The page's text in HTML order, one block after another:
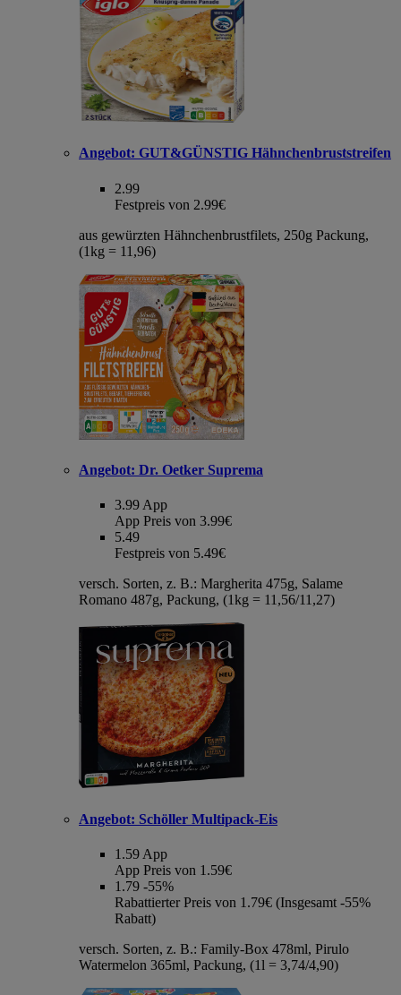
Angebot: GUT&GÜNSTIG Hähnchenbruststreifen
2.99
Festpreis von 2.99€
aus gewürzten Hähnchenbrustfilets, 250g Packung,
(1kg = 11,96)
Angebot: Dr. Oetker Suprema
3.99 App
App Preis von 3.99€
5.49
Festpreis von 5.49€
versch. Sorten, z. B.: Margherita 475g, Salame
Romano 487g, Packung, (1kg = 11,56/11,27)
Angebot: Schöller Multipack-Eis
1.59 App
App Preis von 1.59€
1.79 -55%
Rabattierter Preis von 1.79€ (Insgesamt -55%
Rabatt)
versch. Sorten, z. B.: Family-Box 478ml, Pirulo
Watermelon 365ml, Packung, (1l = 3,74/4,90)